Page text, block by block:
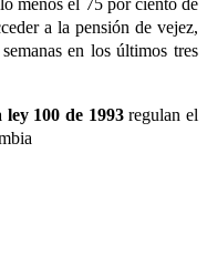
menos el 75 por ciento de
a la pensión de vejez,
en los últimos tres
100 de 1993regulan el